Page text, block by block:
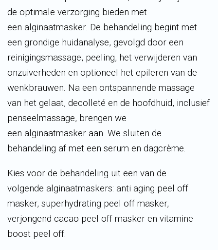
de optimale verzorging bieden met
een alginaatmasker. De behandeling begint met
een grondige huidanalyse, gevolgd door een
reinigingsmassage, peeling, het verwijderen van
onzuiverheden en optioneel het epileren van de
wenkbrauwen. Na een ontspannende massage
van het gelaat, decolleté en de hoofdhuid, inclusief
penseelmassage, brengen we
een alginaatmasker aan. We sluiten de
behandeling af met een serum en dagcrème.
Kies voor de behandeling uit een van de
volgende alginaatmaskers: anti aging peel off
masker, superhydrating peel off masker,
verjongend cacao peel off masker en vitamine
boost peel off.